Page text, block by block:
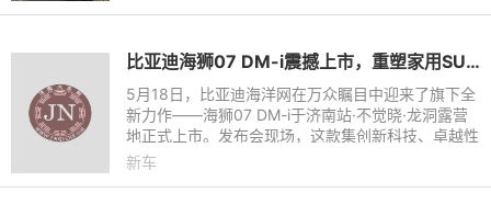
比亚迪海狮07 DM-i震撼上市，重塑家用SUV新格局
5月18日，比亚迪海洋网在万众瞩目中迎来了旗下全
新力作——海狮07 DM-i于济南站·不觉晓·龙洞露营
地正式上市。发布会现场，这款集创新科技、卓越性
能与时尚设计于一身的中大型混动SUV首次公开亮
新车